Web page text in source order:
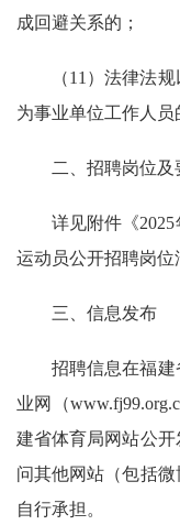
成回避关系的；
（11）法律法
为事业单位工作人员
二、招聘岗位及
详见附件《
运动员公开招聘岗位
三、信息发布
招聘信息在福
业网（
建省体育局网站公
问其他网站（包括
自行承担。